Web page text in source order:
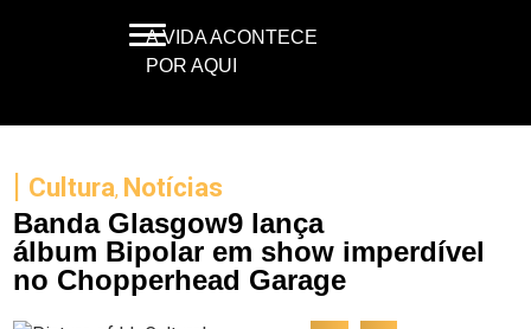
A VIDA ACONTECE
POR AQUI
| Cultura, Notícias
Banda Glasgow9 lança
álbum Bipolar em show imperdível
no Chopperhead Garage